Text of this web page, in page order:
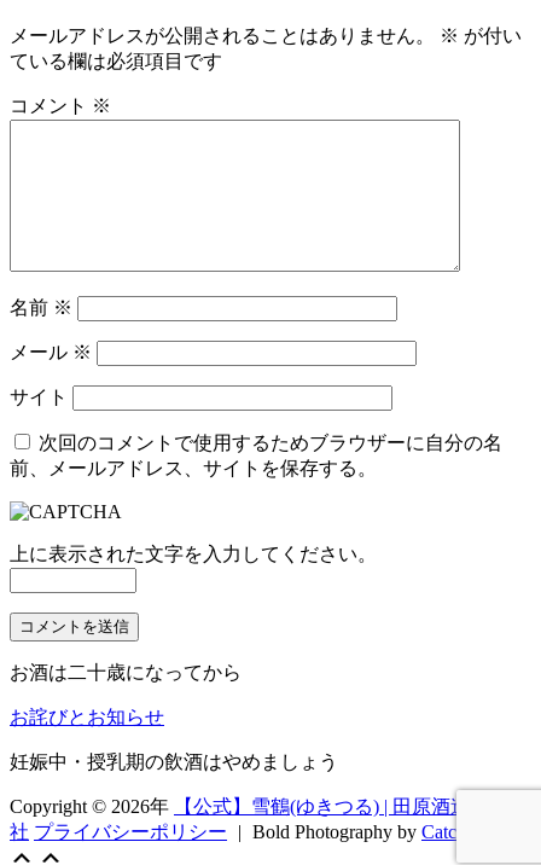
ビ
ゲ
メールアドレスが公開されることはありません。 ※ が付い
ている欄は必須項目です
コメント ※
名前 ※
メール ※
サイト
次回のコメントで使用するためブラウザーに自分の名
前、メールアドレス、サイトを保存する。
上に表示された文字を入力してください。
お酒は二十歳になってから
お詫びとお知らせ
妊娠中・授乳期の飲酒はやめましょう
Copyright © 2026年
【公式】雪鶴(ゆきつる) | 田原酒造株式会
社 プライバシーポリシー | Bold Photography by Catch Themes
Scroll